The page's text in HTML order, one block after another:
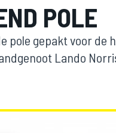
POLE
pole gepakt voor de
Lando